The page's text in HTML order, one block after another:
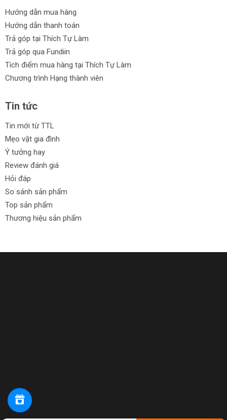
Hướng dẫn mua hàng
Hướng dẫn thanh toán
Trả góp tại Thích Tự Làm
Trả góp qua Fundiin
Tích điểm mua hàng tại Thích Tự Làm
Chương trình Hạng thành viên
Tin tức
Tin mới từ TTL
Mẹo vặt gia đình
Ý tưởng hay
Review đánh giá
Hỏi đáp
So sánh sản phẩm
Top sản phẩm
Thương hiệu sản phẩm